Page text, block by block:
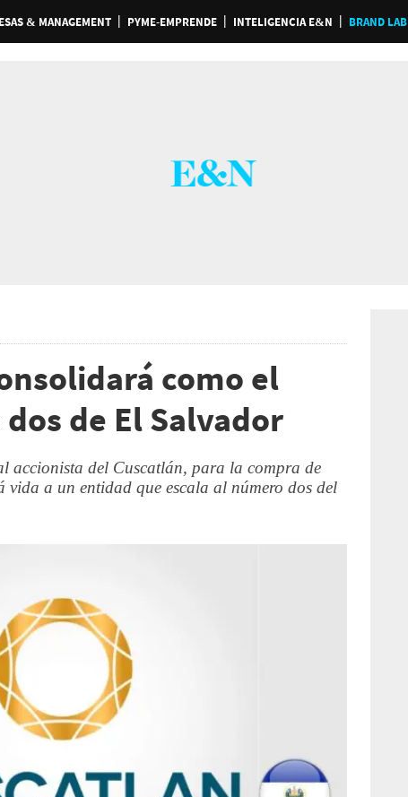
& MANAGEMENT PYME-EMPRENDE INTELIGENCIA E&N BRAND LAB
como el
de El Salvador
accionista del Cuscatlán, para la compra de
a un entidad que escala al número dos del